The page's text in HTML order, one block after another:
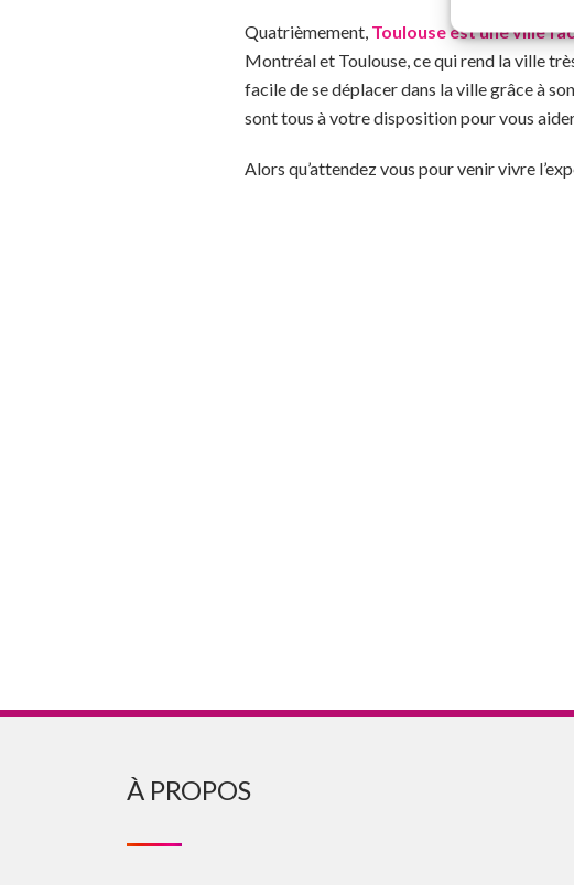
Quatrièmement, Toulouse est une ville
Montréal et Toulouse, ce qui rend la ville
facile de se déplacer dans la ville grâce à
sont tous à votre disposition pour vous
Alors qu’attendez vous pour venir vivre
À PROPOS